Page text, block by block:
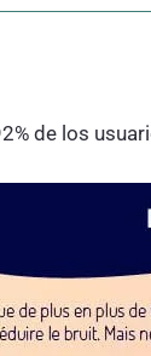
de los